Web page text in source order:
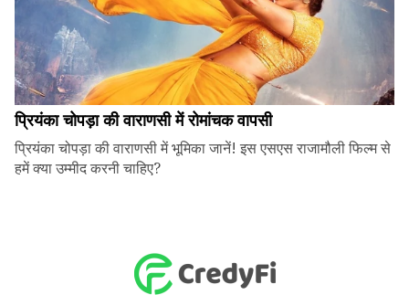
प्रियंका चोपड़ा की वाराणसी में रोमांचक वापसी
प्रियंका चोपड़ा की वाराणसी में भूमिका जानें! इस एसएस राजामौली फिल्म से
हमें क्या उम्मीद करनी चाहिए?